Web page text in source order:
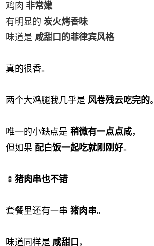
鸡肉 非常嫩
有明显的 炭火烤香味
味道是 咸甜口的菲律宾风格
真的很香。
两个大鸡腿我几乎是 风卷残云吃完的。
唯一的小缺点是 稍微有一点点咸，
但如果 配白饭一起吃就刚刚好。
🍢 猪肉串也不错
套餐里还有一串 猪肉串。
味道同样是 咸甜口 ，